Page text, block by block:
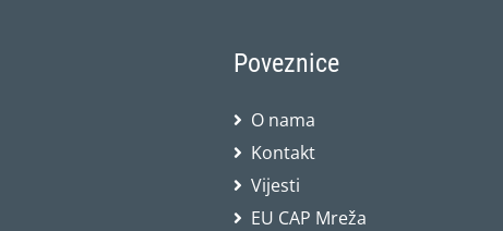
Poveznice
O nama
Kontakt
Vijesti
EU CAP Mreža